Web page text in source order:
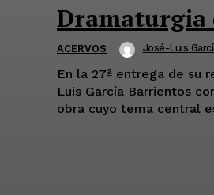
Dramaturgia
ACERVOS José-Luis
En la 27ª entrega de su
Luis García Barrientos
obra cuyo tema central